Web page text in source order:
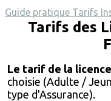
Guide pratique Tarifs
Tarifs des
Le tarif de la licence
choisie (Adulte /
type d'Assurance).